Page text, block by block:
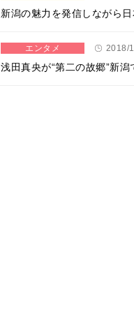
新潟の魅力を発信しながら
エンタメ 2018/
浅田真央が“第二の故郷”新